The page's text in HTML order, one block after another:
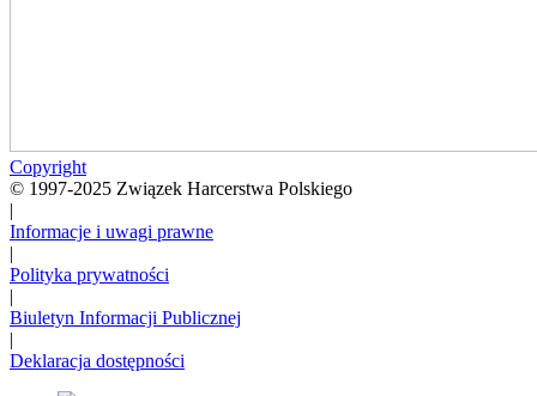
Copyright
© 1997-2025 Związek Harcerstwa Polskiego
|
Informacje i uwagi prawne
|
Polityka prywatności
|
Biuletyn Informacji Publicznej
|
Deklaracja dostępności